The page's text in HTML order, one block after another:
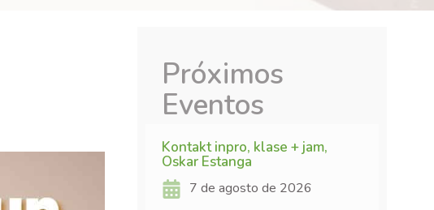
Próximos
Eventos
Kontakt inpro, klase + jam,
Oskar Estanga
7 de agosto de 2026